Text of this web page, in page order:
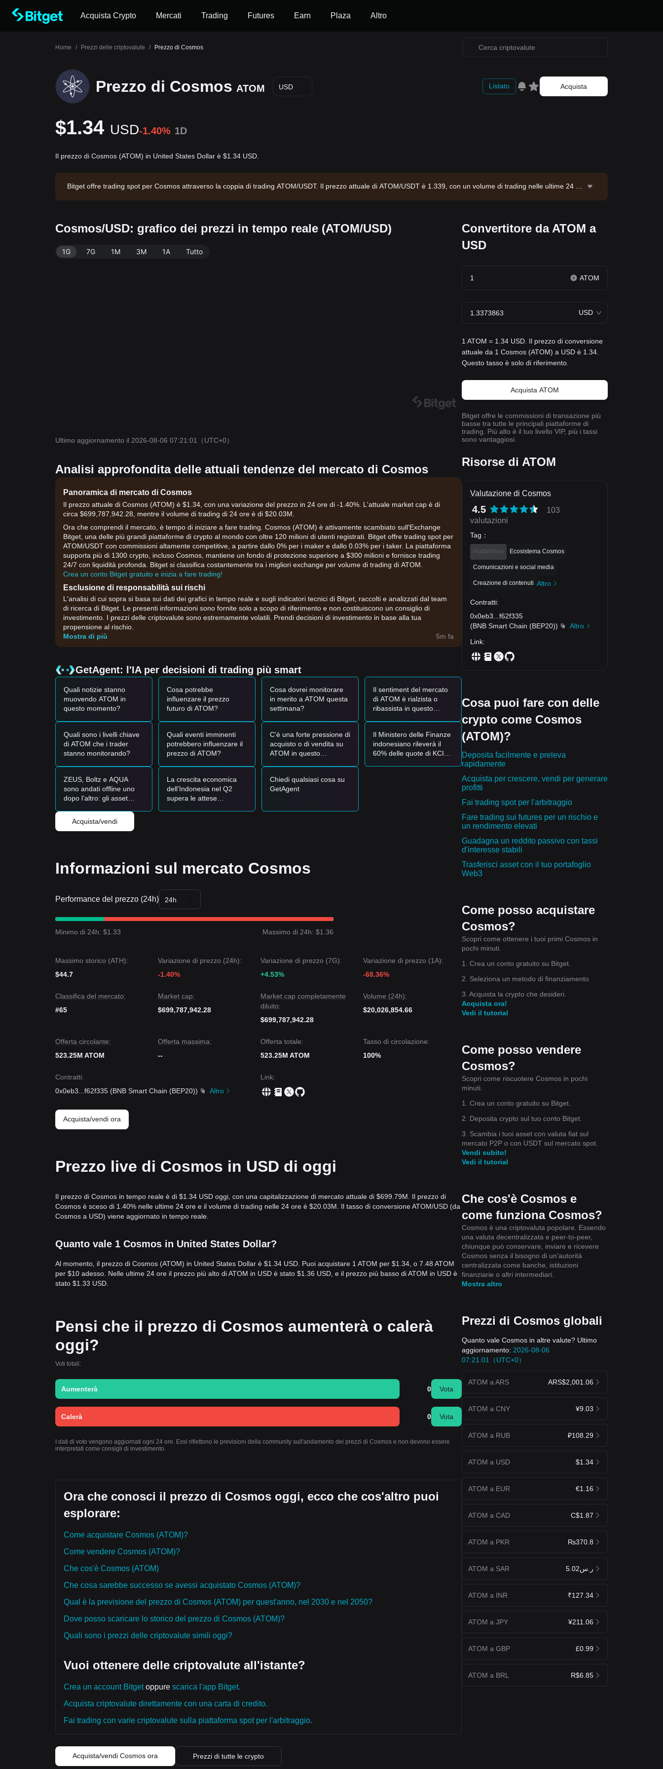
Acquista Crypto Mercati Trading Futures Earn Plaza Altro
Home / Prezzi delle criptovalute / Prezzo di Cosmos
Prezzo di Cosmos ATOM USD Listato Acquista
$1.34 USD-1.40% 1D
Il prezzo di Cosmos (ATOM) in United States Dollar è $1.34 USD.
Bitget offre trading spot per Cosmos attraverso la coppia di trading ATOM/USDT. Il prezzo attuale di ATOM/USDT è 1.339, con un volume di trading nelle ultime 24 or
Cosmos/USD: grafico dei prezzi in tempo reale (ATOM/USD)
1G 7G 1M 3M 1A Tutto
Ultimo aggiornamento il 2026-08-06 07:21:01 （UTC+0）
Analisi approfondita delle attuali tendenze del mercato di Cosmos
Panoramica di mercato di Cosmos
Il prezzo attuale di Cosmos (ATOM) è $1.34, con una variazione del prezzo in 24 ore di -1.40%. L'attuale market cap è di
circa $699,787,942.28, mentre il volume di trading di 24 ore è di $20.03M.
Ora che comprendi il mercato, è tempo di iniziare a fare trading. Cosmos (ATOM) è attivamente scambiato sull'Exchange
Bitget, una delle più grandi piattaforme di crypto al mondo con oltre 120 milioni di utenti registrati. Bitget offre trading spot per
ATOM/USDT con commissioni altamente competitive, a partire dallo 0% per i maker e dallo 0.03% per i taker. La piattaforma
supporta più di 1300 crypto, incluso Cosmos, mantiene un fondo di protezione superiore a $300 milioni e fornisce trading
24/7 con liquidità profonda. Bitget si classifica costantemente tra i migliori exchange per volume di trading di ATOM.
Crea un conto Bitget gratuito e inizia a fare trading!
Esclusione di responsabilità sui rischi
L'analisi di cui sopra si basa sui dati dei grafici in tempo reale e sugli indicatori tecnici di Bitget, raccolti e analizzati dal team
di ricerca di Bitget. Le presenti informazioni sono fornite solo a scopo di riferimento e non costituiscono un consiglio di
investimento. I prezzi delle criptovalute sono estremamente volatili. Prendi decisioni di investimento in base alla tua
propensione al rischio.
Mostra di più
5m fa
GetAgent: l'IA per decisioni di trading più smart
Quali notizie stanno
muovendo ATOM in
questo momento?
Cosa potrebbe
influenzare il prezzo
futuro di ATOM?
Cosa dovrei monitorare
in merito a ATOM questa
settimana?
Il sentiment del mercato
di ATOM è rialzista o
ribassista in questo
Quali sono i livelli chiave
di ATOM che i trader
stanno monitorando?
Quali eventi imminenti
potrebbero influenzare il
prezzo di ATOM?
C'è una forte pressione di
acquisto o di vendita su
ATOM in questo
Il Ministero delle Finanze
indonesiano rileverà il
60% delle quote di KCIC:
ZEUS, Boltz e AQUA
sono andati offline uno
dopo l’altro: gli asset
sono ancora al sicuro?
La crescita economica
dell’Indonesia nel Q2
supera le attese
Chiedi qualsiasi cosa su
GetAgent
Acquista/vendi
Informazioni sul mercato Cosmos
Performance del prezzo (24h) 24h
Minimo di 24h: $1.33 Massimo di 24h: $1.36
Massimo storico (ATH):
$44.7
Variazione di prezzo (24h):
-1.40%
Variazione di prezzo (7G):
+4.53%
Variazione di prezzo (1A):
-68.36%
Classifica del mercato:
#65
Market cap:
$699,787,942.28
Market cap completamente
diluito:
$699,787,942.28
Volume (24h):
$20,026,854.66
Offerta circolante:
523.25M ATOM
Offerta massima:
--
Offerta totale:
523.25M ATOM
Tasso di circolazione:
100%
Contratti:
0x0eb3
f62f335 (BNB Smart Chain (BEP20)) Altro
Link:
Acquista/vendi ora
Prezzo live di Cosmos in USD di oggi
Il prezzo di Cosmos in tempo reale è di $1.34 USD oggi, con una capitalizzazione di mercato attuale di $699.79M. Il prezzo di
Cosmos è sceso di 1.40% nelle ultime 24 ore e il volume di trading nelle 24 ore è $20.03M. Il tasso di conversione ATOM/USD (da
Cosmos a USD) viene aggiornato in tempo reale.
Quanto vale 1 Cosmos in United States Dollar?
Al momento, il prezzo di Cosmos (ATOM) in United States Dollar è $1.34 USD. Puoi acquistare 1 ATOM per $1.34, o 7.48 ATOM
per $10 adesso. Nelle ultime 24 ore il prezzo più alto di ATOM in USD è stato $1.36 USD, e il prezzo più basso di ATOM in USD è
stato $1.33 USD.
Pensi che il prezzo di Cosmos aumenterà o calerà
oggi?
Voti totali:
Aumenterà 0 Vota
Calerà 0 Vota
I dati di voto vengono aggiornati ogni 24 ore. Essi riflettono le previsioni della community sull'andamento dei prezzi di Cosmos e non devono essere
interpretati come consigli di investimento.
Ora che conosci il prezzo di Cosmos oggi, ecco che cos'altro puoi
esplorare:
Come acquistare Cosmos (ATOM)?
Come vendere Cosmos (ATOM)?
Che cos'è Cosmos (ATOM)
Che cosa sarebbe successo se avessi acquistato Cosmos (ATOM)?
Qual è la previsione del prezzo di Cosmos (ATOM) per quest'anno, nel 2030 e nel 2050?
Dove posso scaricare lo storico del prezzo di Cosmos (ATOM)?
Quali sono i prezzi delle criptovalute simili oggi?
Vuoi ottenere delle criptovalute all'istante?
Crea un account Bitgetoppure scarica l'app Bitget.
Acquista criptovalute direttamente con una carta di credito.
Fai trading con varie criptovalute sulla piattaforma spot per l'arbitraggio.
Acquista/vendi Cosmos ora Prezzi di tutte le crypto
Convertitore da ATOM a
USD
ATOM
USD
1 ATOM = 1.34 USD. Il prezzo di conversione
attuale da 1 Cosmos (ATOM) a USD è 1.34.
Questo tasso è solo di riferimento.
Acquista ATOM
Bitget offre le commissioni di transazione più
basse tra tutte le principali piattaforme di
trading. Più alto è il tuo livello VIP, più i tassi
sono vantaggiosi.
Risorse di ATOM
Valutazione di Cosmos
4.5
103
valutazioni
Tag ：
Piattaforma Ecosistema Cosmos
Comunicazioni e social media
Creazione di contenuti Altro
Contratti:
0x0eb3
f62f335
(BNB Smart Chain (BEP20))
Altro
Link:
Cosa puoi fare con delle
crypto come Cosmos
(ATOM)?
Deposita facilmente e preleva
rapidamente
Acquista per crescere, vendi per generare
profitti
Fai trading spot per l'arbitraggio
Fare trading sui futures per un rischio e
un rendimento elevati
Guadagna un reddito passivo con tassi
d'interesse stabili
Trasferisci asset con il tuo portafoglio
Web3
Come posso acquistare
Cosmos?
Scopri come ottenere i tuoi primi Cosmos in
pochi minuti.
1. Crea un conto gratuito su Bitget.
2. Seleziona un metodo di finanziamento
3. Acquista la crypto che desideri.
Acquista ora!
Vedi il tutorial
Come posso vendere
Cosmos?
Scopri come riscuotere Cosmos in pochi
minuti.
1. Crea un conto gratuito su Bitget.
2. Deposita crypto sul tuo conto Bitget.
3. Scambia i tuoi asset con valuta fiat sul
mercato P2P o con USDT sul mercato spot.
Vendi subito!
Vedi il tutorial
Che cos'è Cosmos e
come funziona Cosmos?
Cosmos è una criptovaluta popolare. Essendo
una valuta decentralizzata e peer-to-peer,
chiunque può conservare, inviare e ricevere
Cosmos senza il bisogno di un'autorità
centralizzata come banche, istituzioni
finanziarie o altri intermediari.
Mostra altro
Prezzi di Cosmos globali
Quanto vale Cosmos in altre valute? Ultimo
aggiornamento: 2026-08-06
07:21:01（UTC+0）
ATOM a ARS ARS$2,001.06
ATOM a CNY ¥9.03
ATOM a RUB ₽108.29
ATOM a USD $1.34
ATOM a EUR €1.16
ATOM a CAD C$1.87
ATOM a PKR ₨370.8
ATOM a SAR ر.س5.02
ATOM a INR ₹127.34
ATOM a JPY ¥211.06
ATOM a GBP £0.99
ATOM a BRL R$6.85